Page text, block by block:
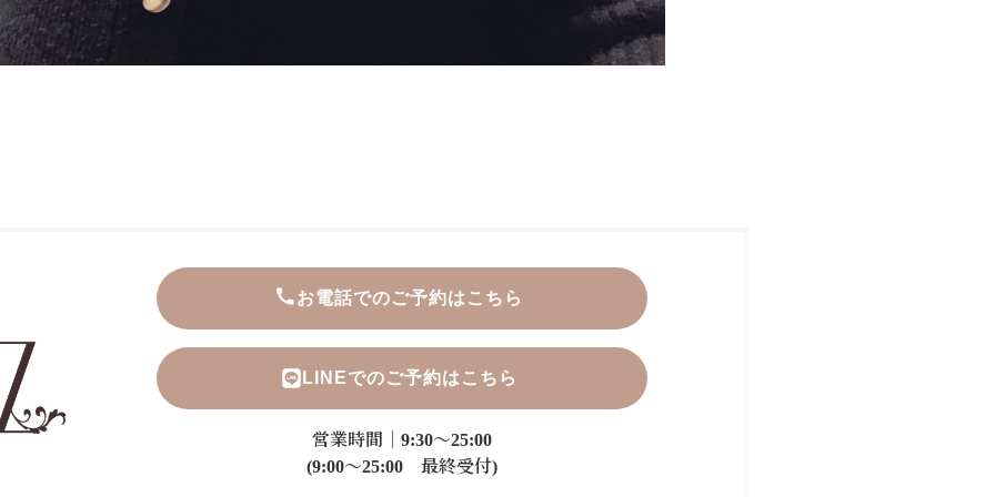
お電話でのご予約はこちら
LINEでのご予約はこちら
営業時間｜9:30～25:00
(9:00～25:00 最終受付)